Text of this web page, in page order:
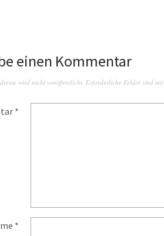
einen Kommentar
wird nicht veröffentlicht. Erforderliche Felder sind mit
*
*